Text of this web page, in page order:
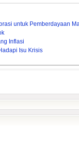
untuk Pemberdayaan
Inflasi
Isu Krisis